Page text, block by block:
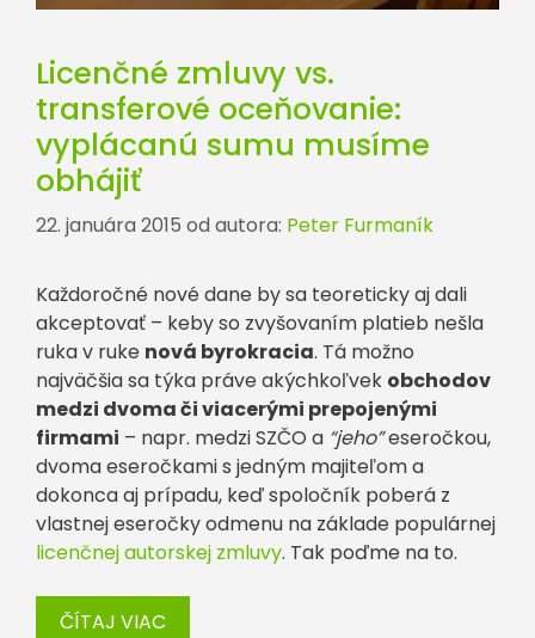
Licenčné zmluvy vs.
transferové oceňovanie:
vyplácanú sumu musíme
obhájiť
22. januára 2015 od autora: Peter Furmaník
Každoročné nové dane by sa teoreticky aj dali
akceptovať – keby so zvyšovaním platieb nešla
ruka v ruke nová byrokracia. Tá možno
najväčšia sa týka práve akýchkoľvek obchodov
medzi dvoma či viacerými prepojenými
firmami – napr. medzi SZČO a “jeho”eseročkou,
dvoma eseročkami s jedným majiteľom a
dokonca aj prípadu, keď spoločník poberá z
vlastnej eseročky odmenu na základe populárnej
licenčnej autorskej zmluvy. Tak poďme na to.
ČÍTAJ VIAC